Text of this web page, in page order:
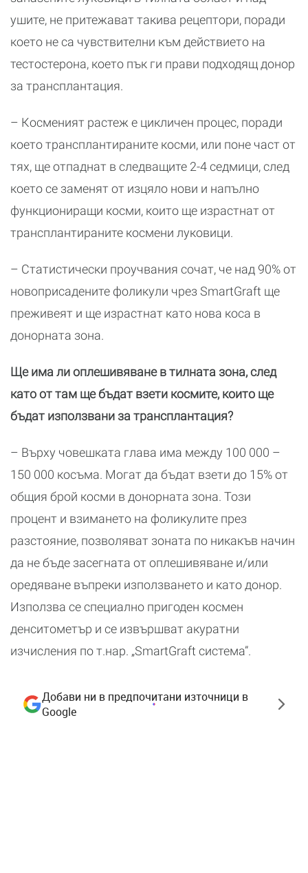
ушите, не притежават такива рецептори, поради
което не са чувствителни към действието на
тестостерона, което пък ги прави подходящ донор
за трансплантация.
– Косменият растеж е цикличен процес, поради
което трансплантираните косми, или поне част от
тях, ще отпаднат в следващите 2-4 седмици, след
което се заменят от изцяло нови и напълно
функциониращи косми, които ще израстнат от
трансплантираните космени луковици.
– Статистически проучвания сочат, че над 90% от
новоприсадените фоликули чрез SmartGraft ще
преживеят и ще израстнат като нова коса в
донорната зона.
Ще има ли оплешивяване в тилната зона, след
като от там ще бъдат взети космите, които ще
бъдат използвани за трансплантация?
– Върху човешката глава има между 100 000 –
150 000 косъма. Могат да бъдат взети до 15% от
общия брой косми в донорната зона. Този
процент и взимането на фоликулите през
разстояние, позволяват зоната по никакъв начин
да не бъде засегната от оплешивяване и/или
оредяване въпреки използването и като донор.
Използва се специално пригоден космен
денситометър и се извършват акуратни
изчисления по т.нар. „SmartGraft система”.
Добави ни в предпочитани източници в
Google